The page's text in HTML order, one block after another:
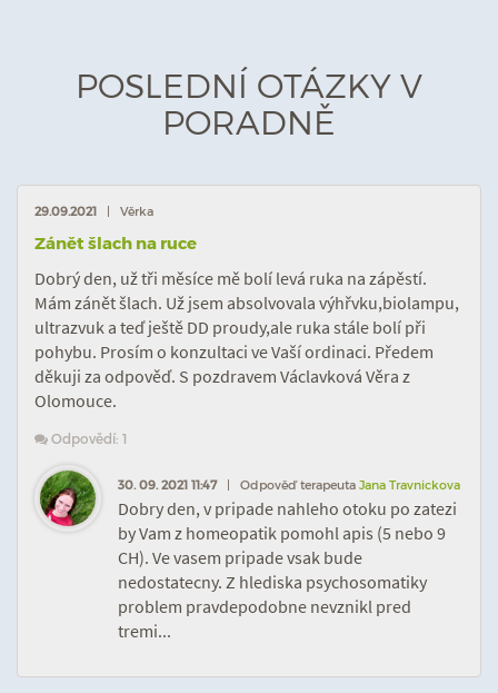
POSLEDNÍ OTÁZKY V
PORADNĚ
29.09.2021 | Věrka
Zánět šlach na ruce
Dobrý den, už tři měsíce mě bolí levá ruka na zápěstí.
Mám zánět šlach. Už jsem absolvovala výhřvku,biolampu,
ultrazvuk a teď ještě DD proudy,ale ruka stále bolí při
pohybu. Prosím o konzultaci ve Vaší ordinaci. Předem
děkuji za odpověď. S pozdravem Václavková Věra z
Olomouce.
Odpovědí: 1
30. 09. 2021 11:47| Odpověď terapeuta Jana Travnickova
Dobry den, v pripade nahleho otoku po zatezi
by Vam z homeopatik pomohl apis (5 nebo 9
CH). Ve vasem pripade vsak bude
nedostatecny. Z hlediska psychosomatiky
problem pravdepodobne nevznikl pred
tremi...